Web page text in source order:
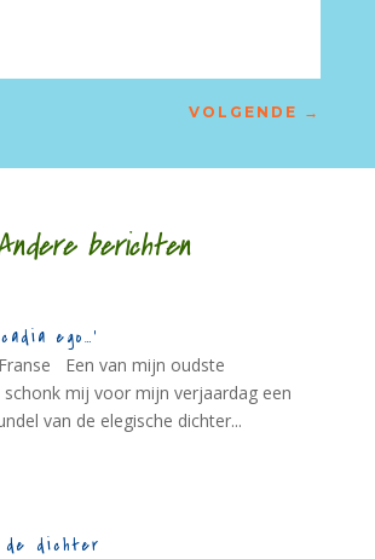
VOLGENDE →
berichten
ego…’
Een van mijn oudste
schonk mij voor mijn verjaardag een
van de elegische dichter...
de dichter